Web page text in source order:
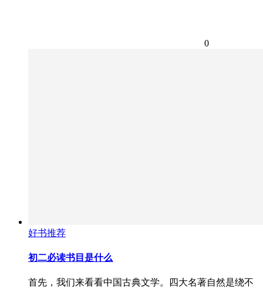
0
好书推荐
初二必读书目是什么
首先，我们来看看中国古典文学。四大名著自然是绕不